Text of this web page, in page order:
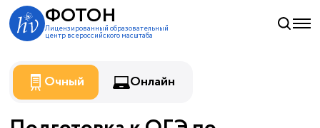
ФОТОН
Лицензированный образовательный
центр всероссийского масштаба
Очный Онлайн